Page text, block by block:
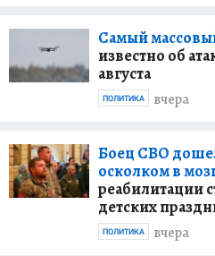
Самый
известно об
августа
вчера
ПОЛИТИКА
Боец СВО
осколком в
реабилитации
детских
вчера
ПОЛИТИКА